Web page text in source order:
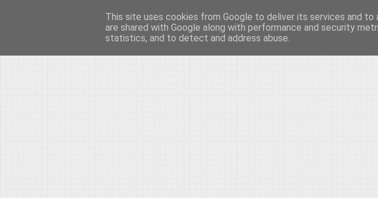
Το μεγαλείο των Τεχνών...
Είμαστε πάντα εδώ για να μιλάμε για τον πολιτισμό, σε
This site uses cookies from Google to deliver its services and to
are shared with Google along with performance and security
statistics, and to detect and address abuse.